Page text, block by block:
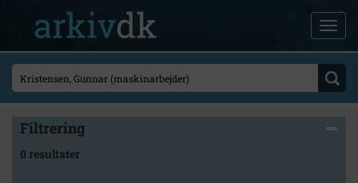
Filtrering
0 resultater